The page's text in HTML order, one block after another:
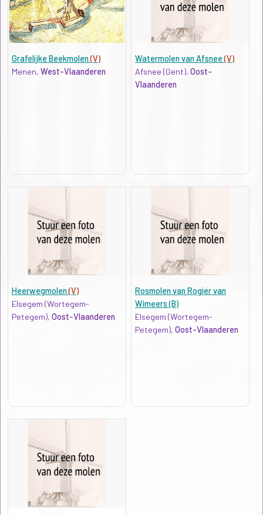
Grafelijke Beekmolen(V)
Menen, West-Vlaanderen
Watermolen van Afsnee(V)
Afsnee (Gent),Oost-
Vlaanderen
Heerwegmolen(V)
Elsegem (Wortegem-
Petegem), Oost-Vlaanderen
Rosmolen van Rogier van
Wimeers (B)
Elsegem (Wortegem-
Petegem),Oost-Vlaanderen